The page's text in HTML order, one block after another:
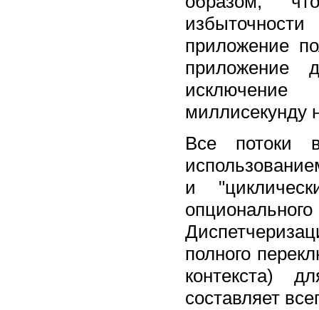
приложение
приложение
исключение
миллисекунду
Все потоки
и
полного
контекста)
составляет